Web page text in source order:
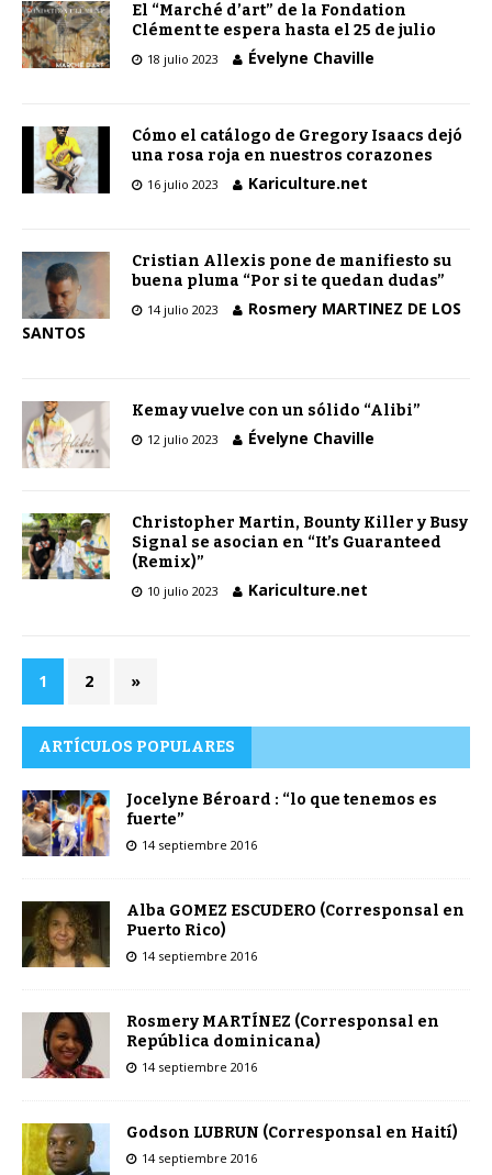
El “Marché d’art” de la Fondation
Clément te espera hasta el 25 de julio
18 julio 2023 Évelyne Chaville
Cómo el catálogo de Gregory Isaacs dejó
una rosa roja en nuestros corazones
16 julio 2023 Kariculture.net
Cristian Allexis pone de manifiesto su
buena pluma “Por si te quedan dudas”
14 julio 2023
Rosmery MARTINEZ DE LOS
SANTOS
Kemay vuelve con un sólido “Alibi”
12 julio 2023 Évelyne Chaville
Christopher Martin, Bounty Killer y Busy
Signal se asocian en “It’s Guaranteed
(Remix)”
10 julio 2023 Kariculture.net
1 2 »
ARTÍCULOS POPULARES
Jocelyne Béroard : “lo que tenemos es
fuerte”
14 septiembre 2016
Alba GOMEZ ESCUDERO (Corresponsal en
Puerto Rico)
14 septiembre 2016
Rosmery MARTÍNEZ (Corresponsal en
República dominicana)
14 septiembre 2016
Godson LUBRUN (Corresponsal en Haití)
14 septiembre 2016